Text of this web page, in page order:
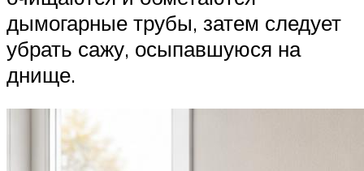
дымогарные трубы, затем следует
убрать сажу, осыпавшуюся на
днище.